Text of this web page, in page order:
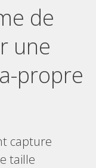
de
une
propre
capture
taille